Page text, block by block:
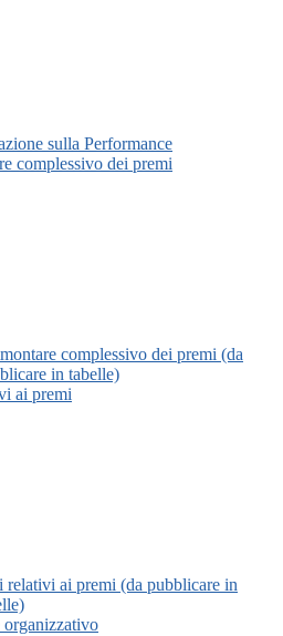
sulla Performance
complessivo dei premi
complessivo dei premi (da
in tabelle)
ai premi
relativi ai premi (da pubblicare in
organizzativo